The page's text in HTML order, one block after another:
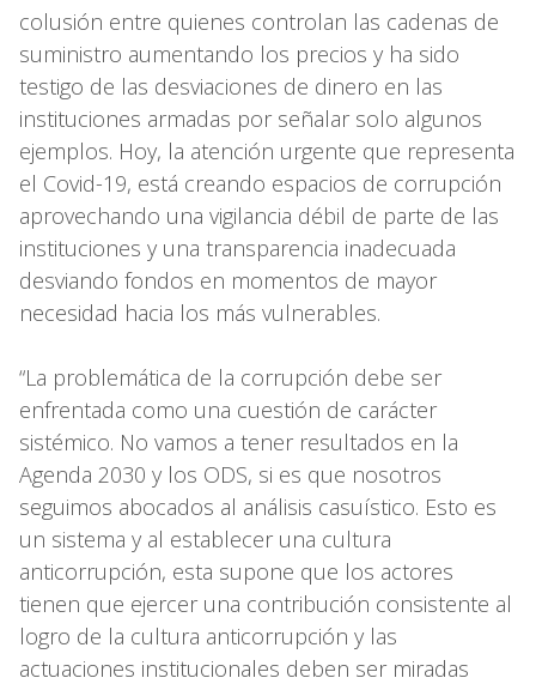
colusión entre quienes controlan las cadenas de
suministro aumentando los precios y ha sido
testigo de las desviaciones de dinero en las
instituciones armadas por señalar solo algunos
ejemplos. Hoy, la atención urgente que representa
el Covid-19, está creando espacios de corrupción
aprovechando una vigilancia débil de parte de las
instituciones y una transparencia inadecuada
desviando fondos en momentos de mayor
necesidad hacia los más vulnerables.
“La problemática de la corrupción debe ser
enfrentada como una cuestión de carácter
sistémico. No vamos a tener resultados en la
Agenda 2030 y los ODS, si es que nosotros
seguimos abocados al análisis casuístico. Esto es
un sistema y al establecer una cultura
anticorrupción, esta supone que los actores
tienen que ejercer una contribución consistente al
logro de la cultura anticorrupción y las
actuaciones institucionales deben ser miradas